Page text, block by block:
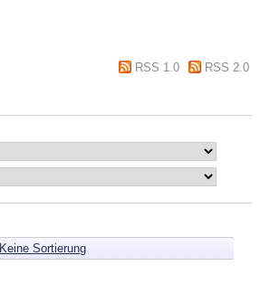
RSS 1.0
RSS 2.0
Keine Sortierung